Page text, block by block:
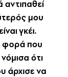
αντιπαθεί
μου
γκέι.
φορά που
ότι
άρχισε να